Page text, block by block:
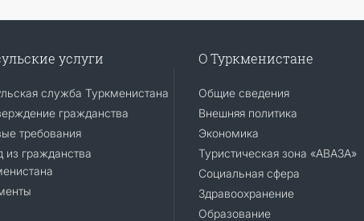
КОНСУЛЬСКИЕ УСЛУГИ
КОНТАКТНЫЕ ДАННЫЕ
услуги
служба Туркменистана
гражданства
требования
из гражданства
О Туркменистане
Общие сведения
Внешняя политика
Экономика
Туристическая зона «АВАЗА»
Социальная сфера
Здравоохранение
Образование